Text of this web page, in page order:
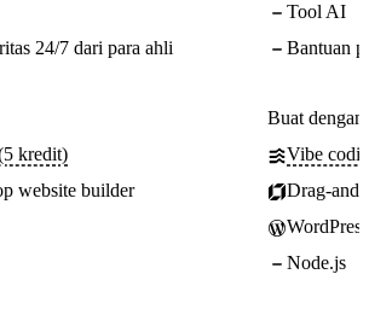
24/7 dari para ahli
kredit)
website builder
Tool AI
Bantuan
Buat dengan:
Vibe
Drag-
WordPress
Node.js